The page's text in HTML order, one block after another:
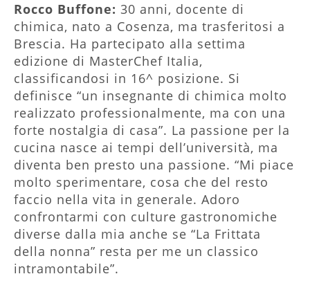
Rocco Buffone: 30 anni, docente di
chimica, nato a Cosenza, ma trasferitosi a
Brescia. Ha partecipato alla settima
edizione di MasterChef Italia,
classificandosi in 16^ posizione. Si
definisce “un insegnante di chimica molto
realizzato professionalmente, ma con una
forte nostalgia di casa”. La passione per la
cucina nasce ai tempi dell’università, ma
diventa ben presto una passione. “Mi piace
molto sperimentare, cosa che del resto
faccio nella vita in generale. Adoro
confrontarmi con culture gastronomiche
diverse dalla mia anche se “La Frittata
della nonna” resta per me un classico
intramontabile”.